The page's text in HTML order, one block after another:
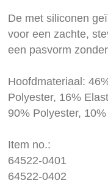
De met siliconen
voor een zachte,
een pasvorm
Hoofdmateriaal:
Polyester, 16%
90% Polyester,
Item no.:
64522-0401
64522-0402